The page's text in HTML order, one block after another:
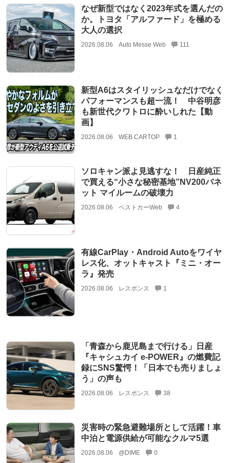
なぜ新型ではなく2023年式を選んだの
か。トヨタ「アルファード」を極める
大人の選択
2026.08.06 Auto Messe Web 111
新型A6はスタイリッシュなだけでなく
パフォーマンスも超一流！ 中谷明彦
も新世代クワトロに酔いしれた【動
画】
2026.08.06 WEB CARTOP 1
ソロキャン派よ見逃すな！ 日産純正
で買える“小さな秘密基地”NV200バネ
ット マイルームの破壊力
2026.08.06 ベストカーWeb 4
有線CarPlay・Android Autoをワイヤ
レス化、オットキャスト『ミニ・オー
ラ』発売
2026.08.06 レスポンス 1
「青森から鹿児島まで行ける」日産
『キャシュカイ e-POWER』の燃費記
録にSNS驚愕！「日本でも売りましょ
う」の声も
2026.08.06 レスポンス 38
災害時の緊急避難場所として活躍！車
中泊と電源供給が可能なクルマ5選
2026.08.06 @DIME 0